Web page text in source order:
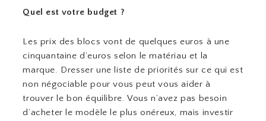
Quel est votre budget ?
Les prix des blocs vont de quelques euros à une
cinquantaine d’euros selon le matériau et la
marque. Dresser une liste de priorités sur ce qui est
non négociable pour vous peut vous aider à
trouver le bon équilibre. Vous n’avez pas besoin
d’acheter le modèle le plus onéreux, mais investir